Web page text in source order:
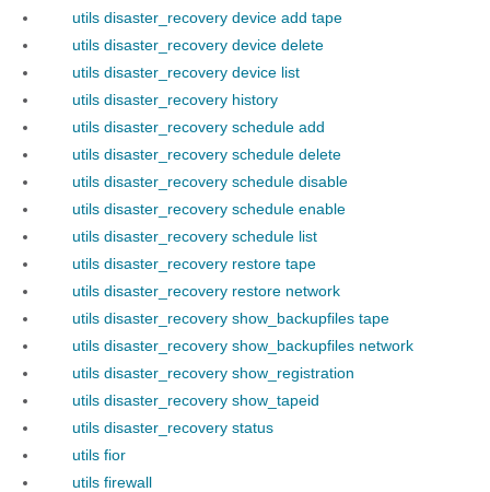
utils disaster_recovery device add tape
utils disaster_recovery device delete
utils disaster_recovery device list
utils disaster_recovery history
utils disaster_recovery schedule add
utils disaster_recovery schedule delete
utils disaster_recovery schedule disable
utils disaster_recovery schedule enable
utils disaster_recovery schedule list
utils disaster_recovery restore tape
utils disaster_recovery restore network
utils disaster_recovery show_backupfiles tape
utils disaster_recovery show_backupfiles network
utils disaster_recovery show_registration
utils disaster_recovery show_tapeid
utils disaster_recovery status
utils fior
utils firewall